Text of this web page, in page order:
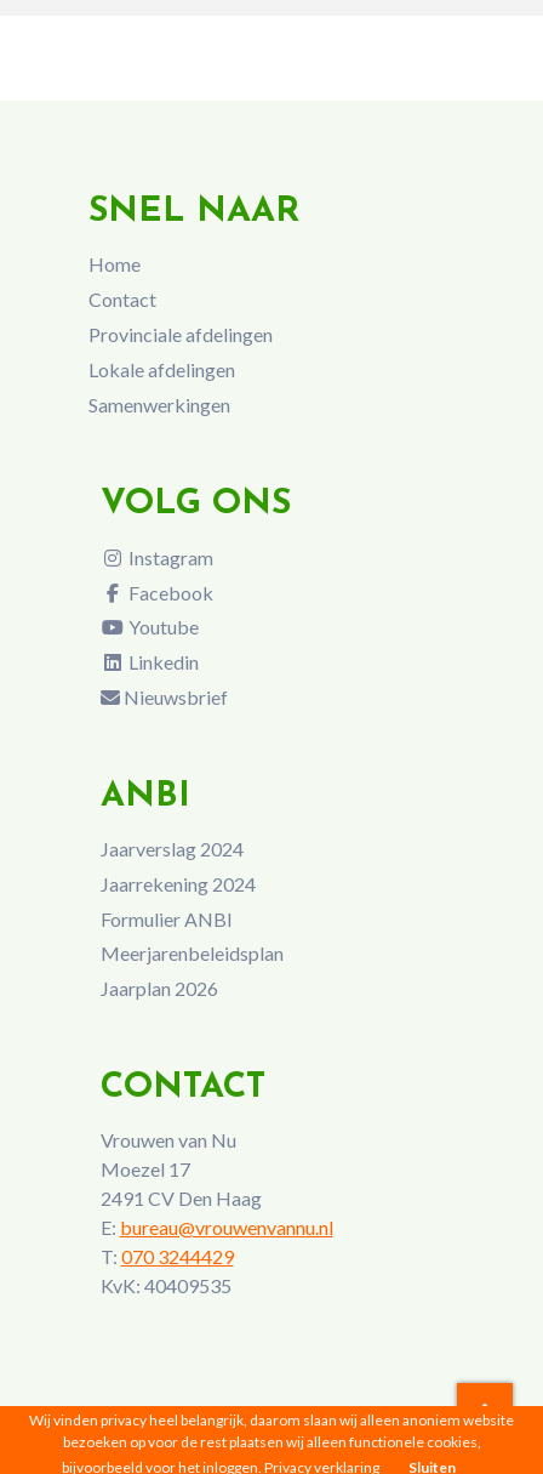
SNEL NAAR
Home
Contact
Provinciale afdelingen
Lokale afdelingen
Samenwerkingen
VOLG ONS
Instagram
Facebook
Youtube
Linkedin
Nieuwsbrief
ANBI
Jaarverslag 2024
Jaarrekening 2024
Formulier ANBI
Meerjarenbeleidsplan
Jaarplan 2026
CONTACT
Vrouwen van Nu
Moezel 17
2491 CV Den Haag
E: bureau@vrouwenvannu.nl
T: 070 3244429
KvK: 40409535
Vrouwen van Nu © 2026 |Privacyverklaring
Wij vinden privacy heel belangrijk, daarom slaan wij alleen anoniem website
bezoeken op voor de rest plaatsen wij alleen functionele cookies,
bijvoorbeeld voor het inloggen. Privacy verklaring Sluiten